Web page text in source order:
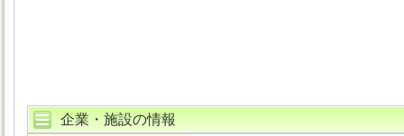
企業・施設の情報